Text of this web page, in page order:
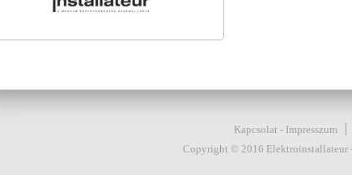
Kapcsolat - Impresszum
Copyright © 2016 Elektroinstallateur